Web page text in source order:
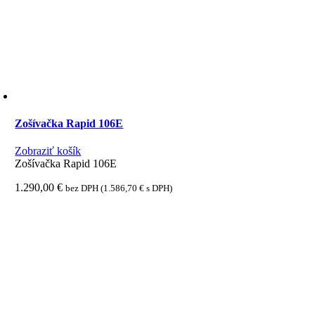
Zošívačka Rapid 106E
Zobraziť košík
Zošívačka Rapid 106E
1.290,00€ bez DPH (1.586,70€ s DPH)